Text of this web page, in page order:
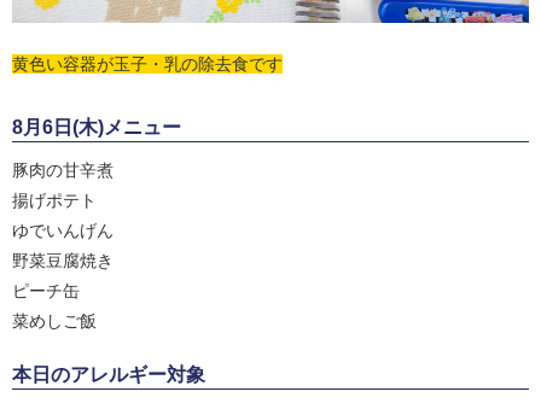
黄色い容器が玉子・乳の除去食です
8月6日(木)メニュー
豚肉の甘辛煮
揚げポテト
ゆでいんげん
野菜豆腐焼き
ピーチ缶
菜めしご飯
本日のアレルギー対象